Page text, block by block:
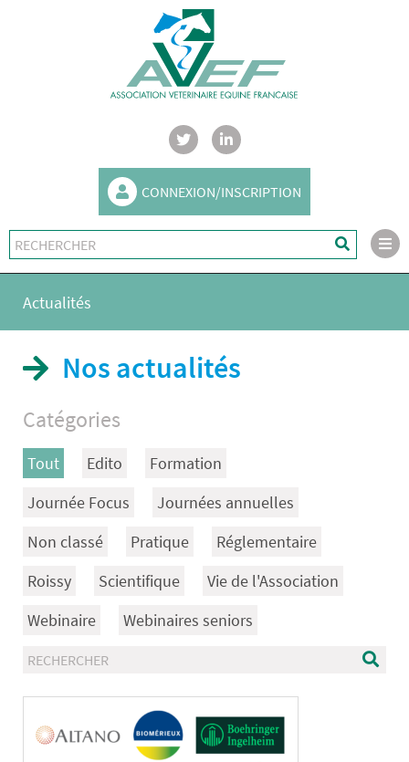
CONNEXION/INSCRIPTION
Actualités
Nos actualités
Catégories
Tout Edito
Formation
Journée Focus
Journées annuelles
Non classé
Pratique
Réglementaire
Roissy
Scientifique
Vie de l'Association
Webinaire
Webinaires seniors